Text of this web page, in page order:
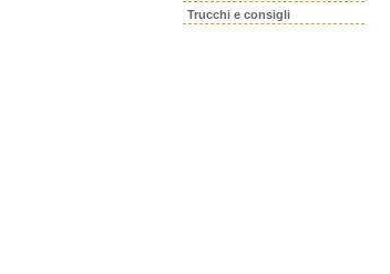
Trucchi e consigli